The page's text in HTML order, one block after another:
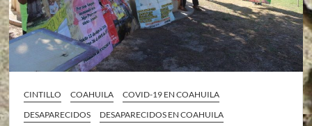
CINTILLO COAHUILA
COVID-19 EN COAHUILA
DESAPARECIDOS
DESAPARECIDOS EN COAHUILA